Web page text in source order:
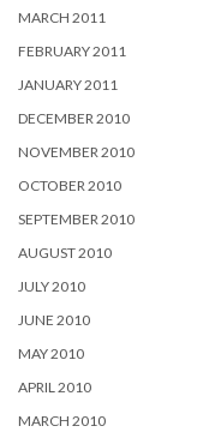
MARCH 2011
FEBRUARY 2011
JANUARY 2011
DECEMBER 2010
NOVEMBER 2010
OCTOBER 2010
SEPTEMBER 2010
AUGUST 2010
JULY 2010
JUNE 2010
MAY 2010
APRIL 2010
MARCH 2010